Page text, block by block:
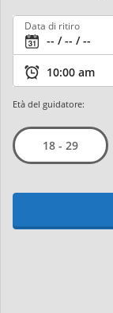
Data di ritiro
Età del guidatore:
18 - 29